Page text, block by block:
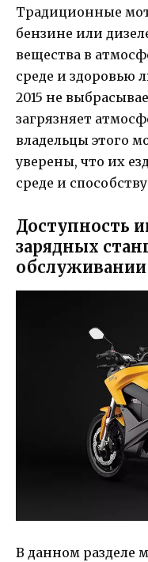
Традиционные
бензине или
вещества в
среде и здоровью
2015 не
загрязняет
владельцы этого
уверены, что их
среде и
Доступность
зарядных
обслуживании
В данном разделе